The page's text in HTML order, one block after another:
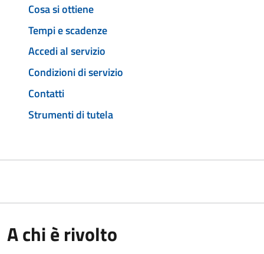
Cosa si ottiene
Tempi e scadenze
Accedi al servizio
Condizioni di servizio
Contatti
Strumenti di tutela
A chi è rivolto